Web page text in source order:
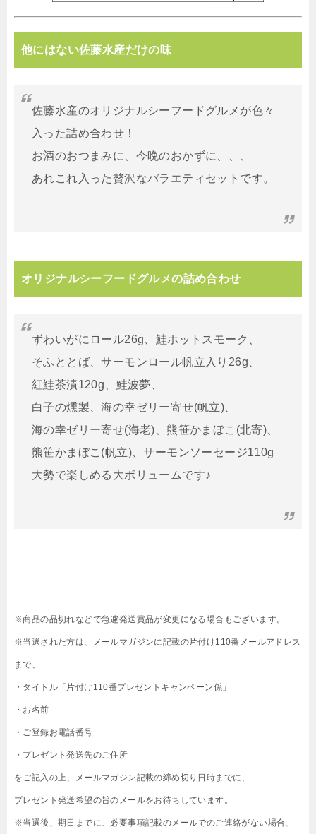
他にはない佐藤水産だけの味
佐藤水産のオリジナルシーフードグルメが色々
入った詰め合わせ！
お酒のおつまみに、今晩のおかずに、、、
あれこれ入った贅沢なバラエティセットです。
オリジナルシーフードグルメの詰め合わせ
ずわいがにロール26g、鮭ホットスモーク、
そふととば、サーモンロール帆立入り26g、
紅鮭茶漬120g、鮭波夢、
白子の燻製、海の幸ゼリー寄せ(帆立)、
海の幸ゼリー寄せ(海老)、熊笹かまぼこ(北寄)、
熊笹かまぼこ(帆立)、サーモンソーセージ110g
大勢で楽しめる大ボリュームです♪
※商品の品切れなどで急遽発送賞品が変更になる場合もございます。
※当選された方は、メールマガジンに記載の片付け110番メールアドレス
まで、
・タイトル「片付け110番プレゼントキャンペーン係」
・お名前
・ご登録お電話番号
・プレゼント発送先のご住所
をご記入の上、メールマガジン記載の締め切り日時までに、
プレゼント発送希望の旨のメールをお待ちしています。
※当選後、期日までに、必要事項記載のメールでのご連絡がない場合、